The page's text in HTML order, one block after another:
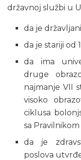
državnoj službi u
da je
da je stariji od
da ima
druge
najmanje VII
visoko
ciklusa
sa
da je
poslova